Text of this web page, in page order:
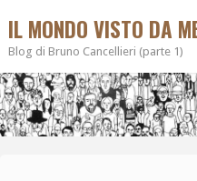
IL MONDO VISTO DA
Blog di Bruno Cancellieri (parte 1)